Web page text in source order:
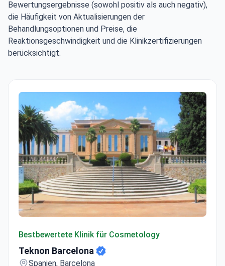
Bewertungsergebnisse (sowohl positiv als auch negativ),
die Häufigkeit von Aktualisierungen der
Behandlungsoptionen und Preise, die
Reaktionsgeschwindigkeit und die Klinikzertifizierungen
berücksichtigt.
Bestbewertete Klinik für Cosmetology
Teknon Barcelona
Spanien, Barcelona